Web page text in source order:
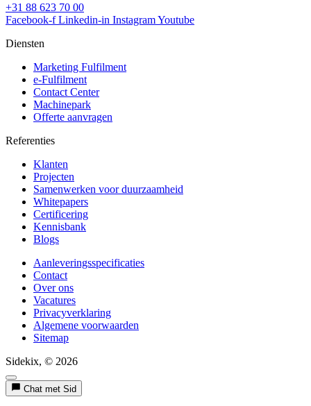
+31 88 623 70 00
Facebook-f Linkedin-in InstagramYoutube
Diensten
Marketing Fulfilment
e-Fulfilment
Contact Center
Machinepark
Offerte aanvragen
Referenties
Klanten
Projecten
Samenwerken voor duurzaamheid
Whitepapers
Certificering
Kennisbank
Blogs
Aanleveringsspecificaties
Contact
Over ons
Vacatures
Privacyverklaring
Algemene voorwaarden
Sitemap
Sidekix, © 2026
Chat met Sid